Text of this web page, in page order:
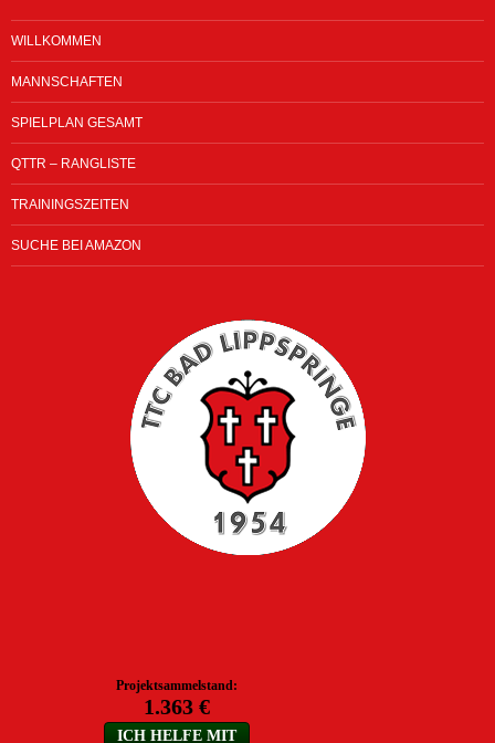
WILLKOMMEN
MANNSCHAFTEN
SPIELPLAN GESAMT
QTTR – RANGLISTE
TRAININGSZEITEN
SUCHE BEI AMAZON